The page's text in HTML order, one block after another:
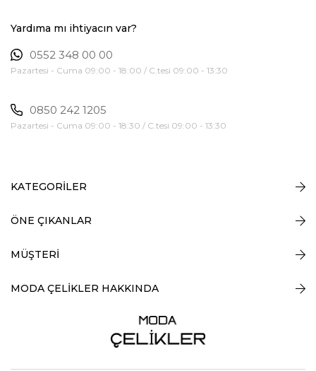
Yardıma mı ihtiyacın var?
0552 348 00 00
Pazartesi - Cuma 09:00 - 18:00 / C.tesi 09:00 - 13:30
0850 242 1205
Pazartesi - Cuma 09:00 - 18:30 / C.tesi 09:00 - 13:30
KATEGORİLER
ÖNE ÇIKANLAR
MÜŞTERİ
MODA ÇELİKLER HAKKINDA